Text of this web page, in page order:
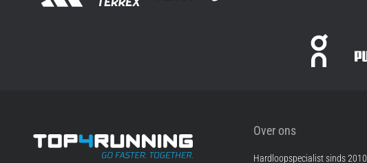
Over ons
Hardloopspecialist sinds 2010